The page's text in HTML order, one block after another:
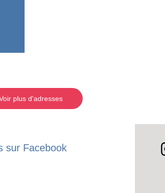
plus d'adresses
sur Facebook